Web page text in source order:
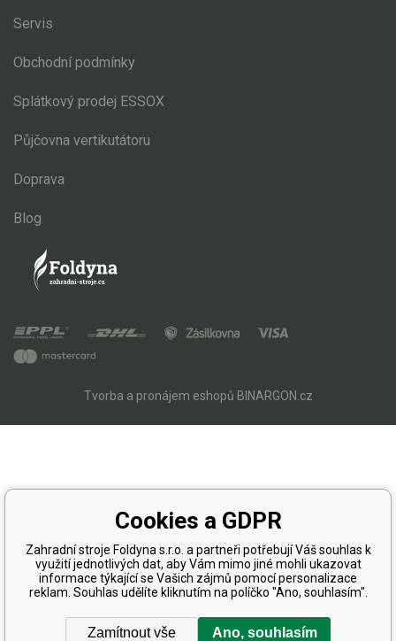
Servis
Obchodní podmínky
Splátkový prodej ESSOX
Půjčovna vertikutátoru
Doprava
Blog
Tvorba a pronájem eshopů BINARGON.cz
Cookies a GDPR
Zahradní stroje Foldyna s.r.o. a partneři potřebují Váš souhlas k
využití jednotlivých dat, aby Vám mimo jiné mohli ukazovat
informace týkající se Vašich zájmů pomocí personalizace
reklam. Souhlas udělíte kliknutím na políčko "Ano, souhlasím".
Zamítnout vše Ano, souhlasím